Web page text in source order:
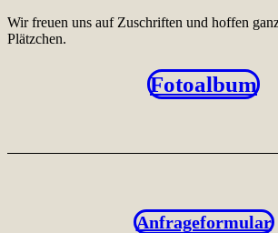
Wir freuen uns auf Zuschriften und hoffen
Plätzchen.
Fotoalbum
Anfrageformular